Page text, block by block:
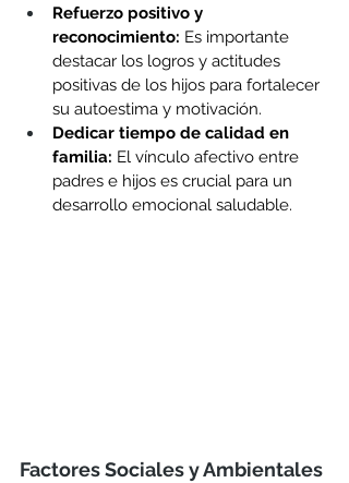
Refuerzo positivo y
reconocimiento: Es importante
destacar los logros y actitudes
positivas de los hijos para fortalecer
su autoestima y motivación.
Dedicar tiempo de calidad en
familia: El vínculo afectivo entre
padres e hijos es crucial para un
desarrollo emocional saludable.
Factores Sociales y Ambientales